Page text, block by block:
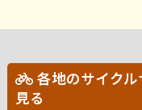
各地のサイク
見る